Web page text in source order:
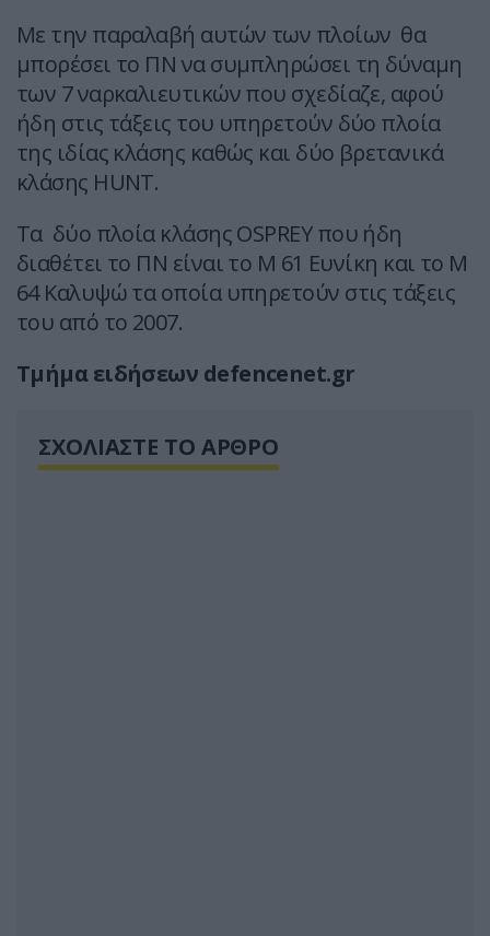
Με την παραλαβή αυτών των πλοίων θα
μπορέσει το ΠΝ να συμπληρώσει τη δύναμη
των 7 ναρκαλιευτικών που σχεδίαζε, αφού
ήδη στις τάξεις του υπηρετούν δύο πλοία
της ιδίας κλάσης καθώς και δύο βρετανικά
κλάσης HUNT.
Τα δύο πλοία κλάσης OSPREY που ήδη
διαθέτει το ΠΝ είναι το Μ 61 Ευνίκη και το Μ
64 Καλυψώ τα οποία υπηρετούν στις τάξεις
του από το 2007.
Τμήμα ειδήσεων defencenet.gr
ΣΧΟΛΙΑΣΤΕ ΤΟ ΑΡΘΡΟ